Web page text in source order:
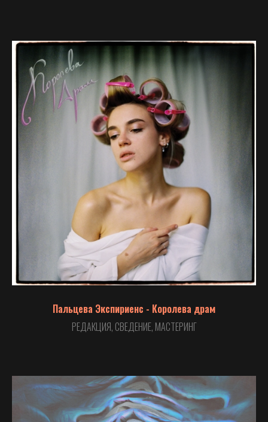
Пальцева Экспириенс - Королева драм
РЕДАКЦИЯ, СВЕДЕНИЕ, МАСТЕРИНГ